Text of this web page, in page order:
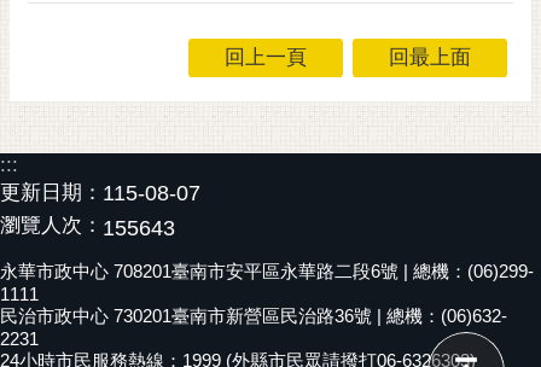
回上一頁 回最上面
:::
更新日期： 115-08-07
瀏覽人次： 155643
永華市政中心 708201臺南市安平區永華路二段6號 | 總機：(06)299-
1111
民治市政中心 730201臺南市新營區民治路36號 | 總機：(06)632-
2231
24小時市民服務熱線：1999 (外縣市民眾請撥打06-6326303)